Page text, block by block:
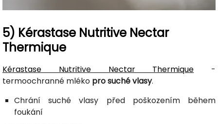
5) Kérastase Nutritive Nectar
Thermique
Kérastase Nutritive Nectar Thermique -
termoochranné mléko pro suché vlasy.
Chrání suché vlasy před poškozením během
foukání